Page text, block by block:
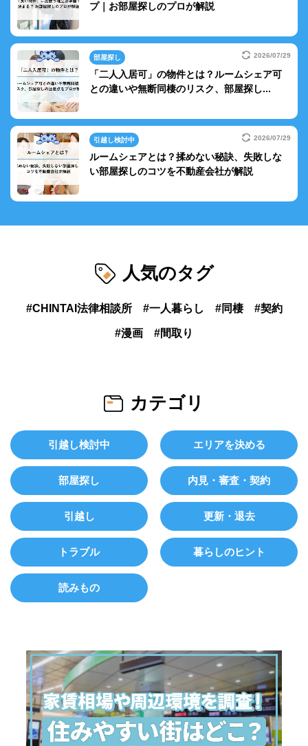
プ｜お部屋探しのプロが解説
部屋探し 2026/07/29
「二人入居可」の物件とは？ルームシェア可
との違いや無断同棲のリスク、部屋探し...
引越し検討中 2026/07/29
ルームシェアとは？揉めない秘訣、失敗しな
い部屋探しのコツを不動産会社が解説
人気のタグ
CHINTAI法律相談所 一人暮らし 同棲 契約
漫画 間取り
カテゴリ
引越し検討中 エリアを決める
部屋探し 内見・審査・契約
引越し 更新・退去
トラブル 暮らしのヒント
読みもの